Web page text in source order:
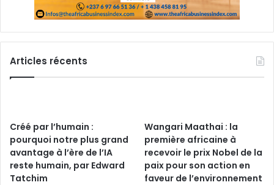
Articles récents
Créé par l’humain :
pourquoi notre plus grand
avantage à l’ère de l’IA
reste humain, par Edward
Tatchim
Wangari Maathai : la
première africaine à
recevoir le prix Nobel de la
paix pour son action en
faveur de l’environnement